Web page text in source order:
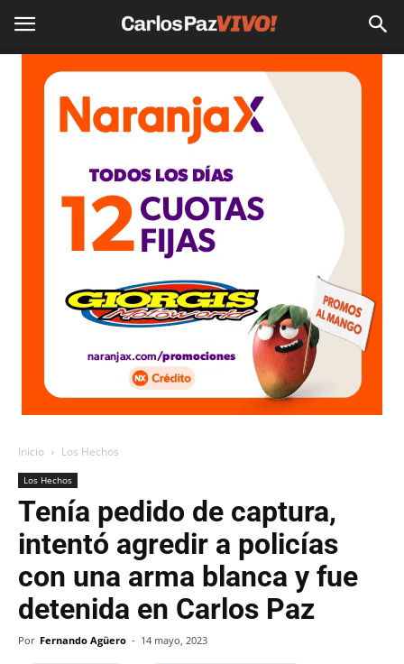
Inicio Los Hechos
Los Hechos
Tenía pedido de captura,
intentó agredir a policías
con una arma blanca y fue
detenida en Carlos Paz
Por Fernando Agüero - 14 mayo, 2023